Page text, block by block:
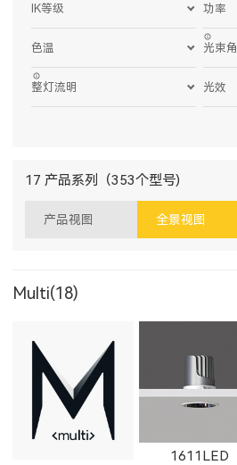
IK等级 功率
色温 光束角
整灯流明 光效
17 产品系列（353个型号)
产品视图 全景视图
Multi(18)
1611LED